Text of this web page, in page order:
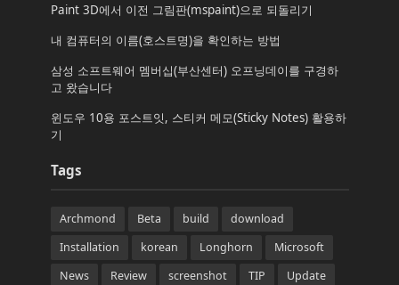
Paint 3D에서 이전 그림판(mspaint)으로 되돌리기
내 컴퓨터의 이름(호스트명)을 확인하는 방법
삼성 소프트웨어 멤버십(부산센터) 오프닝데이를 구경하
고 왔습니다
윈도우 10용 포스트잇, 스티커 메모(Sticky Notes) 활용하
기
Tags
Archmond Beta build
download
Installation
korean Longhorn
Microsoft
News
Review screenshot TIP
Update